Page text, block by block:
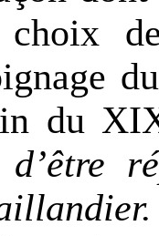
choix
du